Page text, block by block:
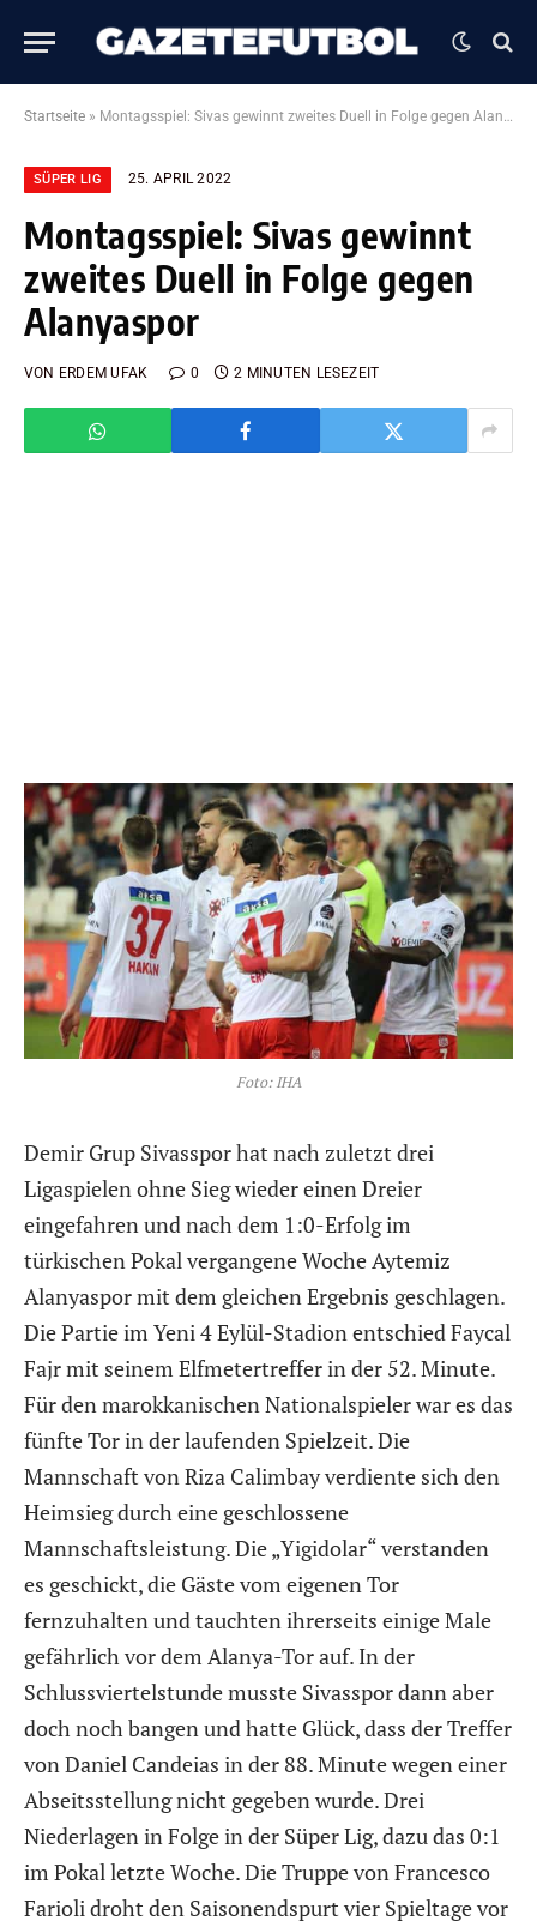
Startseite » Montagsspiel: Sivas gewinnt zweites Duell in Folge gegen Alanyaspor
SÜPER LIG 25. APRIL 2022
Montagsspiel: Sivas gewinnt
zweites Duell in Folge gegen
Alanyaspor
VON ERDEM UFAK 0 2 MINUTEN LESEZEIT
Foto: IHA
Demir Grup Sivasspor hat nach zuletzt drei
Ligaspielen ohne Sieg wieder einen Dreier
eingefahren und nach dem 1:0-Erfolg im
türkischen Pokal vergangene Woche Aytemiz
Alanyaspor mit dem gleichen Ergebnis geschlagen.
Die Partie im Yeni 4 Eylül-Stadion entschied Faycal
Fajr mit seinem Elfmetertreffer in der 52. Minute.
Für den marokkanischen Nationalspieler war es das
fünfte Tor in der laufenden Spielzeit. Die
Mannschaft von Riza Calimbay verdiente sich den
Heimsieg durch eine geschlossene
Mannschaftsleistung. Die „Yigidolar“ verstanden
es geschickt, die Gäste vom eigenen Tor
fernzuhalten und tauchten ihrerseits einige Male
gefährlich vor dem Alanya-Tor auf. In der
Schlussviertelstunde musste Sivasspor dann aber
doch noch bangen und hatte Glück, dass der Treffer
von Daniel Candeias in der 88. Minute wegen einer
Abseitsstellung nicht gegeben wurde. Drei
Niederlagen in Folge in der Süper Lig, dazu das 0:1
im Pokal letzte Woche. Die Truppe von Francesco
Farioli droht den Saisonendspurt vier Spieltage vor